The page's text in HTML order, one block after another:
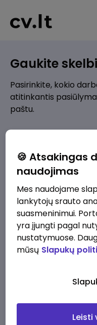
Gaukite
Pasirinkite, kokio
atitinkantis
paštu.
Pridėti naują
Kokios srities darbo
Pridėti naują
🍪 Atsakingas
naudojimas
Mes naudojame
lankytojų srauto
suasmeninimui.
yra įjungti pagal
nustatymuose.
mūsų Slapukų
Leisti